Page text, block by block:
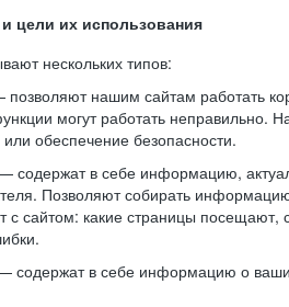
цели их использования
нескольких типов:
нашим сайтам работать
могут работать неправильно.
обеспечение безопасности.
— содержат в себе информацию,
Позволяют собирать
с сайтом: какие страницы посещают,
содержат в себе информацию о